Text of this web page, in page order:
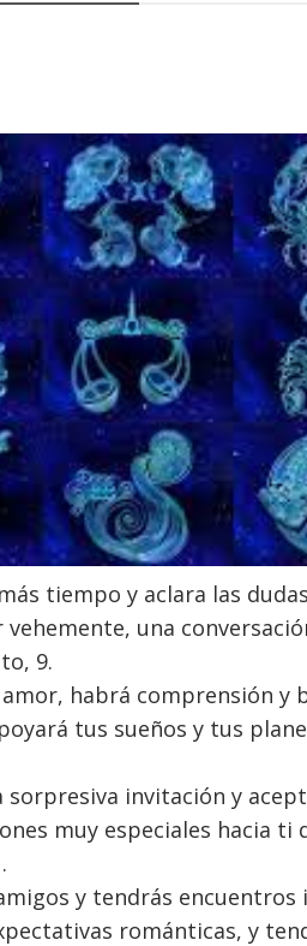
tiempo y aclara las
una
9.
habrá comprensión y
tus sueños y tus
sorpresiva invitación y
muy especiales hacia ti
y tendrás
románticas, y